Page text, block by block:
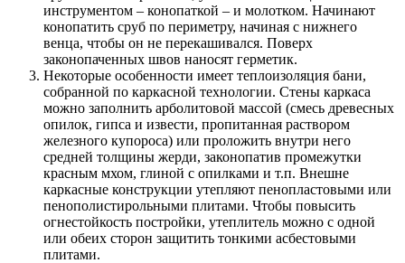
инструментом – конопаткой – и молотком. Начинают
конопатить сруб по периметру, начиная с нижнего
венца, чтобы он не перекашивался. Поверх
законопаченных швов наносят герметик.
Некоторые особенности имеет теплоизоляция бани,
собранной по каркасной технологии. Стены каркаса
можно заполнить арболитовой массой (смесь древесных
опилок, гипса и извести, пропитанная раствором
железного купороса) или проложить внутри него
средней толщины жерди, законопатив промежутки
красным мхом, глиной с опилками и т.п. Внешне
каркасные конструкции утепляют пенопластовыми или
пенополистирольными плитами. Чтобы повысить
огнестойкость постройки, утеплитель можно с одной
или обеих сторон защитить тонкими асбестовыми
плитами.